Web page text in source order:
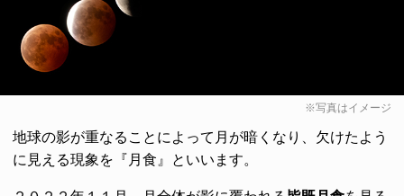
※写真はイメージ
地球の影が重なることによって月が暗くなり、欠けたよう
に見える現象を『月食』といいます。